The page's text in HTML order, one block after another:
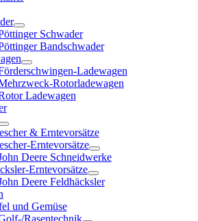
Schwader
Bandschwader
Ladewagen
Rotorladewagen
Ladewagen
& Erntevorsätze
Erntevorsätze
Deere Schneidwerke
Erntevorsätze
Deere Feldhäcksler
und Gemüse
Rasentechnik